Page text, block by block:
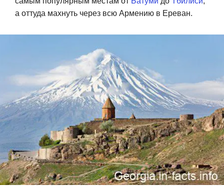
а оттуда махнуть через всю Армению в Ереван.